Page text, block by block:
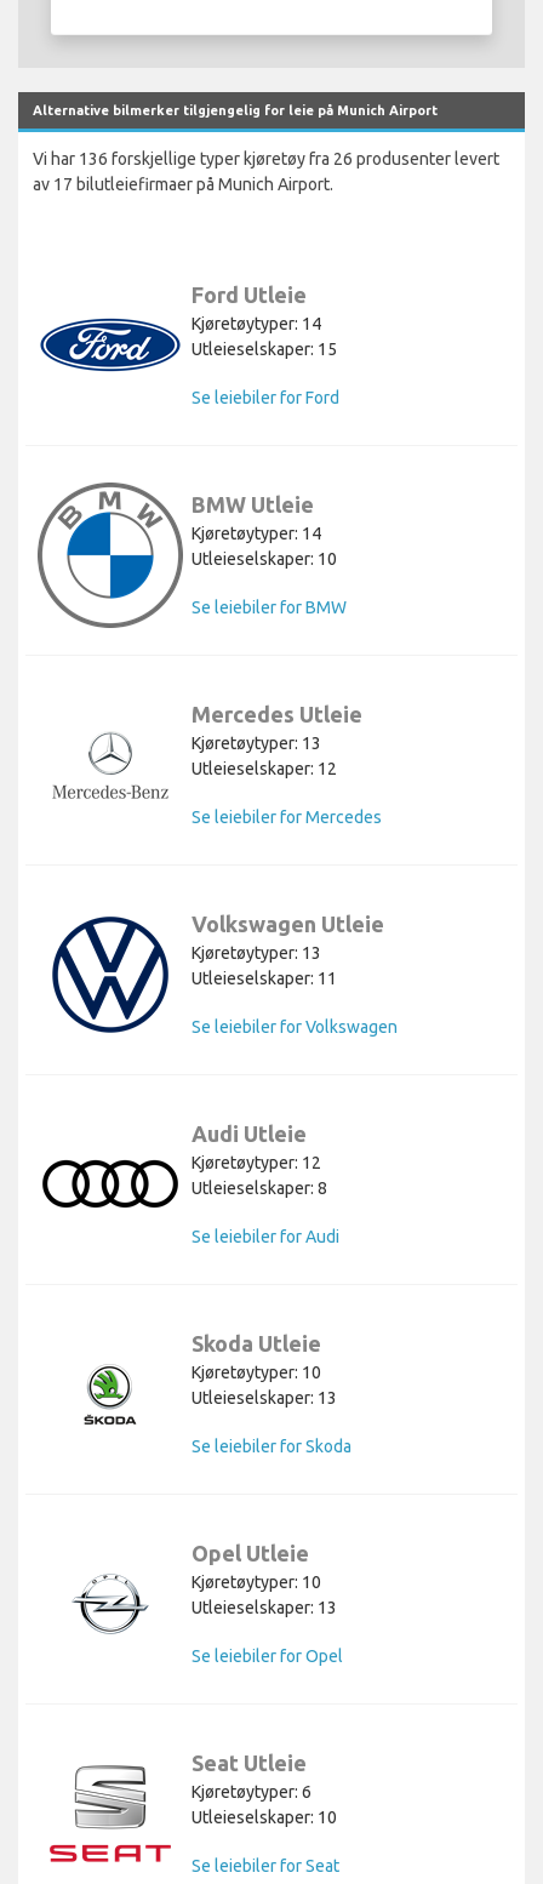
Alternative bilmerker tilgjengelig for leie på Munich Airport
Vi har 136 forskjellige typer kjøretøy fra 26 produsenter levert
av 17 bilutleiefirmaer på Munich Airport.
Ford Utleie
Kjøretøytyper: 14
Utleieselskaper: 15
Se leiebiler for Ford
BMW Utleie
Kjøretøytyper: 14
Utleieselskaper: 10
Se leiebiler for BMW
Mercedes Utleie
Kjøretøytyper: 13
Utleieselskaper: 12
Se leiebiler for Mercedes
Volkswagen Utleie
Kjøretøytyper: 13
Utleieselskaper: 11
Se leiebiler for Volkswagen
Audi Utleie
Kjøretøytyper: 12
Utleieselskaper: 8
Se leiebiler for Audi
Skoda Utleie
Kjøretøytyper: 10
Utleieselskaper: 13
Se leiebiler for Skoda
Opel Utleie
Kjøretøytyper: 10
Utleieselskaper: 13
Se leiebiler for Opel
Seat Utleie
Kjøretøytyper: 6
Utleieselskaper: 10
Se leiebiler for Seat